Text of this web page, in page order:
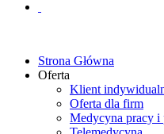
Strona Główna
Oferta
Klient
Oferta dla firm
Medycyna pracy i